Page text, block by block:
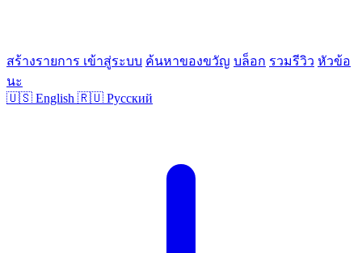
สร้างรายการ เข้าสู่ระบบ ค้นหาของขวัญ บล็อก รวมรีวิว หัวข้อ
นะ
🇺🇸 English 🇷🇺 Русский